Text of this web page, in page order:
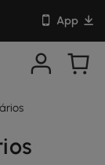
App